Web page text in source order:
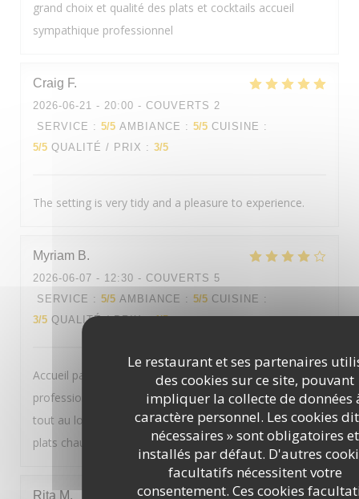
Le restaurant et ses partenaires
des cookies sur ce site, pouvant
impliquer la collecte de données
caractère personnel. Les cookies
nécessaires » sont obligatoires et
installés par défaut. D'autres
facultatifs nécessitent votre
consentement. Ces cookies
grand choix et qualité des plats et cocktails accueil
sympathique professionnel
Craig F
2026-06-21 - 20:00 - COUVERTS 2
SERVICE : 5/5 AMBIANCE : 5/5 CUISINE :
5/5 QUALITÉ / PRIX : 3/5
The setting is very tidy and a pleasure to experience.
Myriam B
2026-06-07 - 12:30 - COUVERTS 5
SERVICE : 5/5 AMBIANCE : 5/5 CUISINE :
3/5 QUALITÉ / PRIX: 4/5
Accueil particulièrement, chaleureux, sympathique et
professionnel de Mariana qui nous s'est occupé de nous
tout au long de ce repas. Un seul petit bémol sur les
plats chauds qui n'étaient pas d'une grande qualité.
Rita M